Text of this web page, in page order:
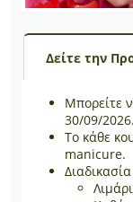
Δείτε την
Μπορείτε
30/09/2026.
Το κάθε
manicure.